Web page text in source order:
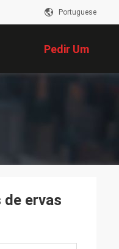
Portuguese
Pedir Um
Orçamento
ervas